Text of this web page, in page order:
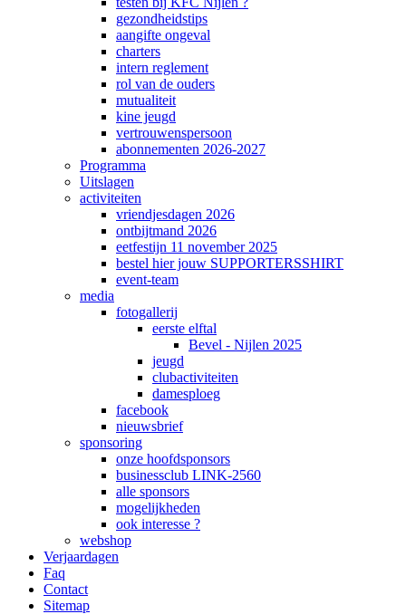
gezondheidstips
aangifte ongeval
charters
intern reglement
rol van de ouders
mutualiteit
kine jeugd
vertrouwenspersoon
abonnementen 2026-2027
Programma
Uitslagen
activiteiten
vriendjesdagen 2026
ontbijtmand 2026
eetfestijn 11 november 2025
bestel hier jouw SUPPORTERSSHIRT
event-team
media
fotogallerij
eerste elftal
Bevel - Nijlen 2025
jeugd
clubactiviteiten
damesploeg
facebook
nieuwsbrief
sponsoring
onze hoofdsponsors
businessclub LINK-2560
alle sponsors
mogelijkheden
ook interesse ?
webshop
Verjaardagen
Faq
Contact
Sitemap